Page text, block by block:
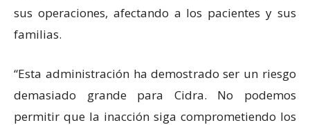
sus operaciones, afectando a los pacientes y sus
familias.
“Esta administración ha demostrado ser un riesgo
demasiado grande para Cidra. No podemos
permitir que la inacción siga comprometiendo los